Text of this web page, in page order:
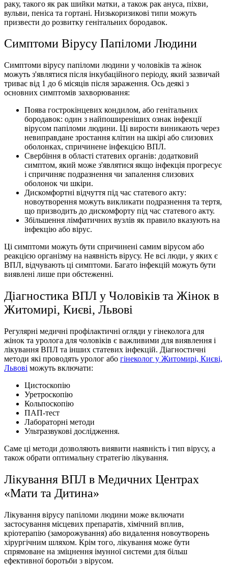
раку, такого як рак шийки матки, а також рак ануса, піхви,
вульви, пеніса та гортані. Низькоризикові типи можуть
призвести до розвитку генітальних бородавок.
Симптоми Вірусу Папіломи Людини
Симптоми вірусу папіломи людини у чоловіків та жінок
можуть з'являтися після інкубаційного періоду, який зазвичай
триває від 1 до 6 місяців після зараження. Ось деякі з
основних симптомів захворювання:
Поява гострокінцевих кондилом, або генітальних
бородавок: один з найпоширеніших ознак інфекції
вірусом папіломи людини. Ці вирости виникають через
невиправдане зростання клітин на шкірі або слизових
оболонках, спричинене інфекцією ВПЛ.
Свербіння в області статевих органів: додатковий
симптом, який може з'являтися якщо iнфекцiя прогресує
і спричиняє подразнення чи запалення слизових
оболонок чи шкіри.
Дискомфортні відчуття під час статевого акту:
новоутворення можуть викликати подразнення та тертя,
що призводить до дискомфорту під час статевого акту.
Збільшення лімфатичних вузлів як правило вказують на
інфекцію або вiрус.
Ці симптоми можуть бути спричинені самим вірусом або
реакцією організму на наявність вірусу. Не всі люди, у яких є
ВПЛ, відчувають ці симптоми. Багато інфекцій можуть бути
виявлені лише при обстеженні.
Діагностика ВПЛ у Чоловіків та Жінок в
Житомирі, Києві, Львові
Регулярні медичні профілактичні огляди у гінеколога для
жінок та уролога для чоловіків є важливими для виявлення і
лікування ВПЛ та інших статевих інфекцій. Діагностичні
методи які проводять уролог або гінеколог у Житомирі, Києві,
Львові можуть включати:
Цистоскопію
Уретроскопію
Кольпоскопію
ПАП-тест
Лабораторні методи
Ультразвукові дослідження.
Саме цi методи дозволяють виявити наявність і тип вірусу, а
також обрати оптимальну стратегію лікування.
Лікування ВПЛ в Медичних Центрах
«Мати та Дитина»
Лікування вірусу папіломи людини може включати
застосування місцевих препаратів, хімічний вплив,
кріотерапію (заморожування) або видалення новоутворень
хірургічним шляхом. Крім того, лікування може бути
спрямоване на зміцнення імунної системи для більш
ефективної боротьби з вірусом.